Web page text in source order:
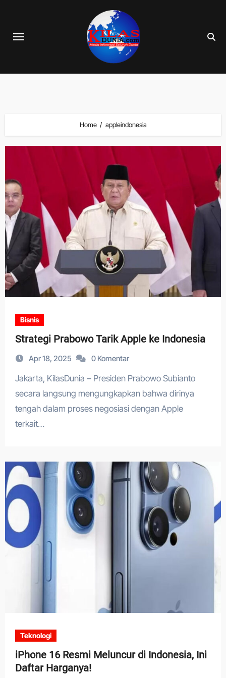
content
Home appleindonesia
Bisnis
Strategi Prabowo Tarik Apple ke Indonesia
Apr 18, 2025 0 Komentar
Jakarta, KilasDunia – Presiden Prabowo Subianto
secara langsung mengungkapkan bahwa dirinya
tengah dalam proses negosiasi dengan Apple
terkait…
Teknologi
iPhone 16 Resmi Meluncur di Indonesia, Ini
Daftar Harganya!